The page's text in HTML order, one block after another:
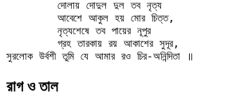
রাগ ও তাল